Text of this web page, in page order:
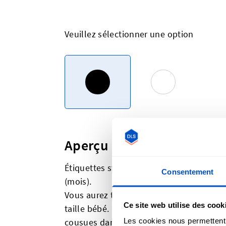
Consentement
Ce site web utilise des
Les cookies nous
Veuillez sélectionner une option
Aperçu
Étiquettes standard industrielles en
(mois).
Vous aurez toujours le besoin
taille bébé. Ces étiquettes de taille sont
cousues dans une couture. Dans de